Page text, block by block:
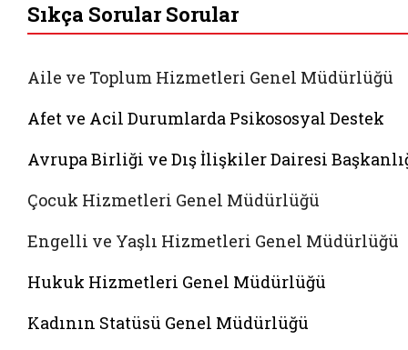
Sıkça Sorular Sorular
Aile ve Toplum Hizmetleri Genel Müdürlüğü
Afet ve Acil Durumlarda Psikososyal Destek
Avrupa Birliği ve Dış İlişkiler Dairesi
Çocuk Hizmetleri Genel Müdürlüğü
Engelli ve Yaşlı Hizmetleri Genel Müdürlüğü
Hukuk Hizmetleri Genel Müdürlüğü
Kadının Statüsü Genel Müdürlüğü